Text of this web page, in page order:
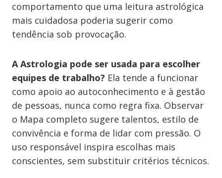
comportamento que uma leitura astrológica
mais cuidadosa poderia sugerir como
tendência sob provocação.
A Astrologia pode ser usada para escolher
equipes de trabalho? Ela tende a funcionar
como apoio ao autoconhecimento e à gestão
de pessoas, nunca como regra fixa. Observar
o Mapa completo sugere talentos, estilo de
convivência e forma de lidar com pressão. O
uso responsável inspira escolhas mais
conscientes, sem substituir critérios técnicos.